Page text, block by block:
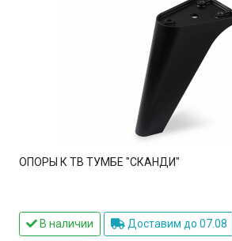
ОПОРЫ К ТВ ТУМБЕ "СКАНДИ"
В наличии
Доставим до 07.08